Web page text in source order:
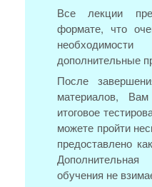
Все лекции
формате, что
дополнительные
После
материалов,
итоговое
можете пройти
предоставлено
обучения не